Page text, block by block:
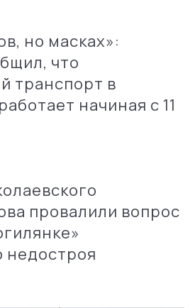
но масках»:
что
транспорт в
начиная с 11
провалили вопрос
недостроя